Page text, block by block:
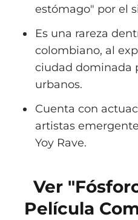
estómago" por el
Es una rareza
colombiano, al
ciudad dominada
urbanos.
Cuenta con
artistas
Yoy Rave.
Ver
Película